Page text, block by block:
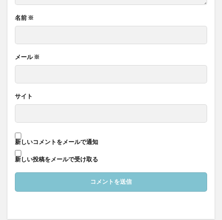
名前 ※
メール※
サイト
新しいコメントをメールで通知
新しい投稿をメールで受け取る